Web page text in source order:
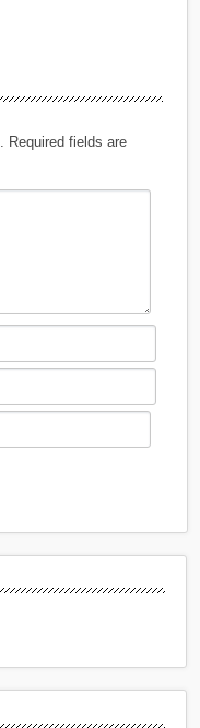
Required fields are